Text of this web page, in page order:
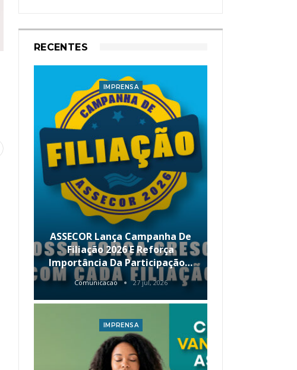
RECENTES
IMPRENSA
ASSECOR Lança Campanha De
Filiação 2026 E Reforça
Importância Da Participação…
Comunicacao 27 jul, 2026
IMPRENSA